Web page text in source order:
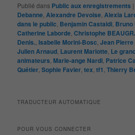
Publié dans Public aux enregistrements |
Debanne Alexandre Devoise Alexia
dans le public Benjamin Castaldi Bruno
Catherine Laborde ,Christophe
Denis. Isabelle Morini-Bosc ,Jean
Julien Arnaud Laurent Mariotte Le
animateurs Marie-ange Nardi Patrice
Quétier ,Sophie Favier ,tex ,tf1 ,Thierry
TRADUCTEUR AUTOMATIQUE
POUR VOUS CONNECTER